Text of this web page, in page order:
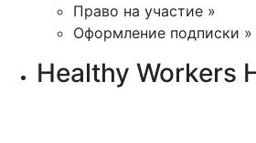
Право на участие »
Оформление подписки »
Healthy Workers